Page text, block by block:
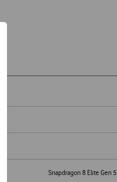
Snapdragon 8 Elite Gen